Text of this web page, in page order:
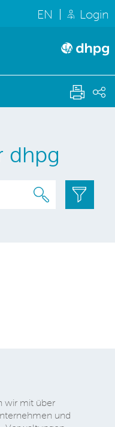
EN Login
dhpg
wir mit über
und